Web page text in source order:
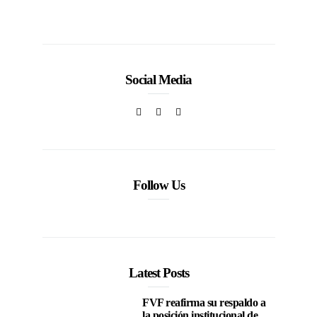
Social Media
Follow Us
Latest Posts
FVF reafirma su respaldo a